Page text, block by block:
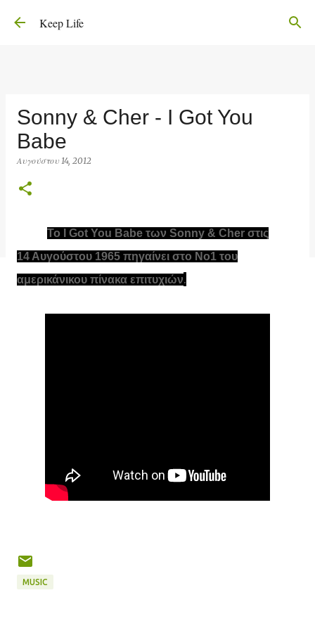
Μετάβαση στο κύριο περιεχόμενο
Keep Life
Sonny & Cher - I Got You
Babe
Αυγούστου 14, 2012
Το I Got You Babe των Sonny & Cher στις
14 Αυγούστου 1965 πηγαίνει στο Νο1 του
αμερικάνικου πίνακα επιτυχιών.
MUSIC